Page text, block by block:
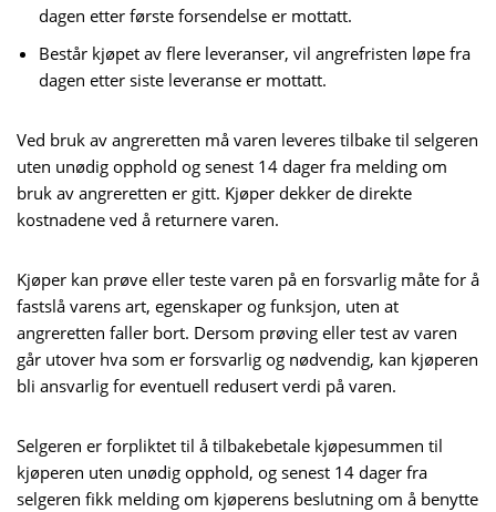
dagen etter første forsendelse er mottatt.
Består kjøpet av flere leveranser, vil angrefristen løpe fra
dagen etter siste leveranse er mottatt.
Ved bruk av angreretten må varen leveres tilbake til selgeren
uten unødig opphold og senest 14 dager fra melding om
bruk av angreretten er gitt. Kjøper dekker de direkte
kostnadene ved å returnere varen.
Kjøper kan prøve eller teste varen på en forsvarlig måte for å
fastslå varens art, egenskaper og funksjon, uten at
angreretten faller bort. Dersom prøving eller test av varen
går utover hva som er forsvarlig og nødvendig, kan kjøperen
bli ansvarlig for eventuell redusert verdi på varen.
Selgeren er forpliktet til å tilbakebetale kjøpesummen til
kjøperen uten unødig opphold, og senest 14 dager fra
selgeren fikk melding om kjøperens beslutning om å benytte